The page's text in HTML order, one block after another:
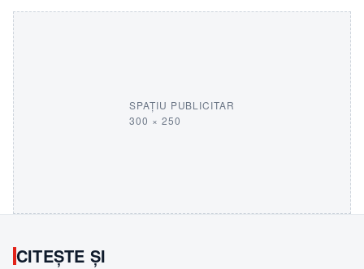
SPAȚIU PUBLICITAR
300 × 250
CITEȘTE ȘI